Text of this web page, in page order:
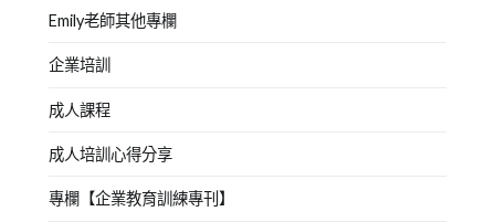
Emily老師其他專欄
企業培訓
成人課程
成人培訓心得分享
專欄【企業教育訓練專刊】